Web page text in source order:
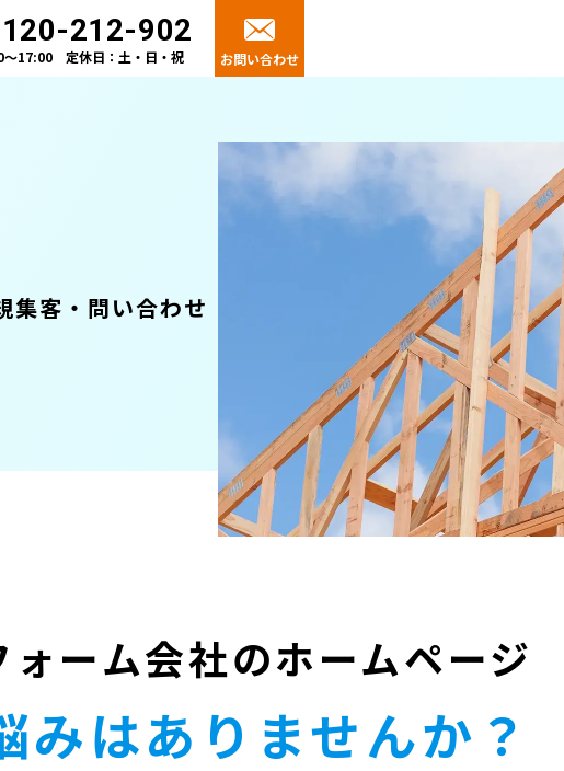
212-902
～17:00 定休日：土・日・祝 お問い合わせ
集客・問い合わせ
ーム会社のホームページ
みはありませんか？